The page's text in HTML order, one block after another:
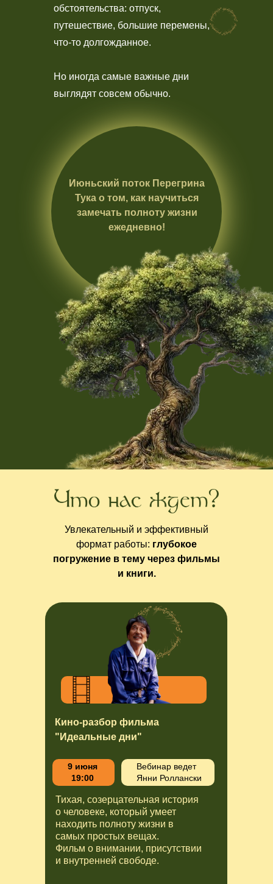
обстоятельства: отпуск,
путешествие, большие перемены,
что-то долгожданное.
Но иногда самые важные дни
выглядят совсем обычно.
Июньский поток Перегрина
Тука о том, как научиться
замечать полноту жизни
ежедневно!
Увлекательный и эффективный
формат работы: глубокое
погружение в тему через фильмы
и книги.
Кино-разбор фильма
"Идеальные дни"
Тихая, созерцательная история
о человеке, который умеет
находить полноту жизни в
самых простых вещах.
Фильм о внимании, присутствии
и внутренней свободе.
Вебинар ведет
Янни Роллански
9 июня
19:00